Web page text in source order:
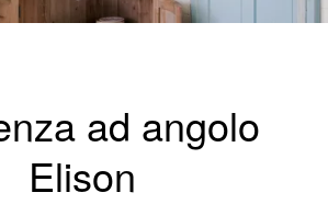
ad angolo
Elison